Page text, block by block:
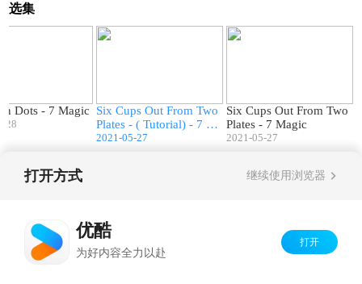
选集
Dots - 7 Magic
28
Six Cups Out From Two
Plates - ( Tutorial) - 7 Ma
gic
2021-05-27
Six Cups Out From Two
Plates - 7 Magic
2021-05-27
打开方式 继续使用浏览器
优酷
为好内容全力以赴
打开